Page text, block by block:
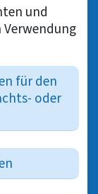
und
für den
oder